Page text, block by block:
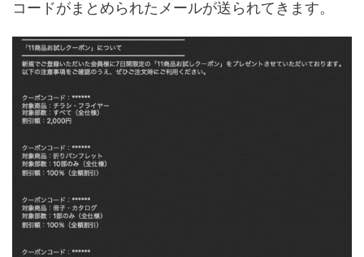
コードがまとめられたメールが送られてきます。